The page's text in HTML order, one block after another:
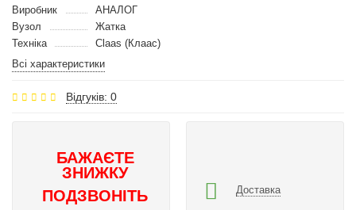
Виробник
АНАЛОГ
Вузол
Жатка
Техніка
Claas (Клаас)
Всі характеристики
Відгуків: 0
БАЖАЄТЕ
ЗНИЖКУ
ПОДЗВОНІТЬ
Доставка